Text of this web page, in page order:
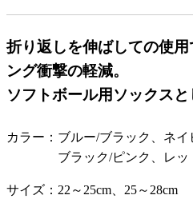
折り返しを伸ばしての使
ング衝撃の軽減。
ソフトボール用ソックスと
カラー
ブルー/ブラック、ネイ
ブラック/ピンク、レッ
サイズ 22～25cm、25～28cm